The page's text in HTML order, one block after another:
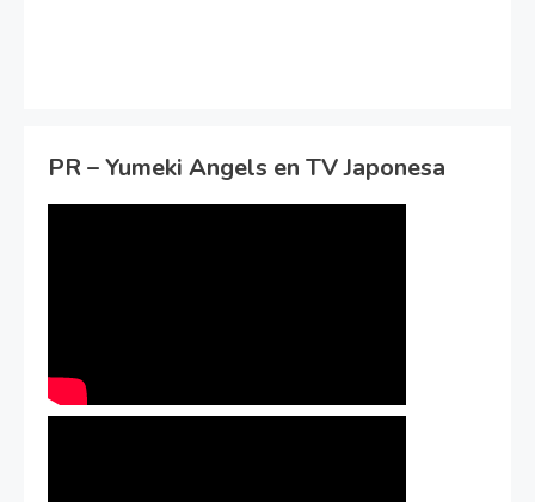
PR – Yumeki Angels en TV Japonesa